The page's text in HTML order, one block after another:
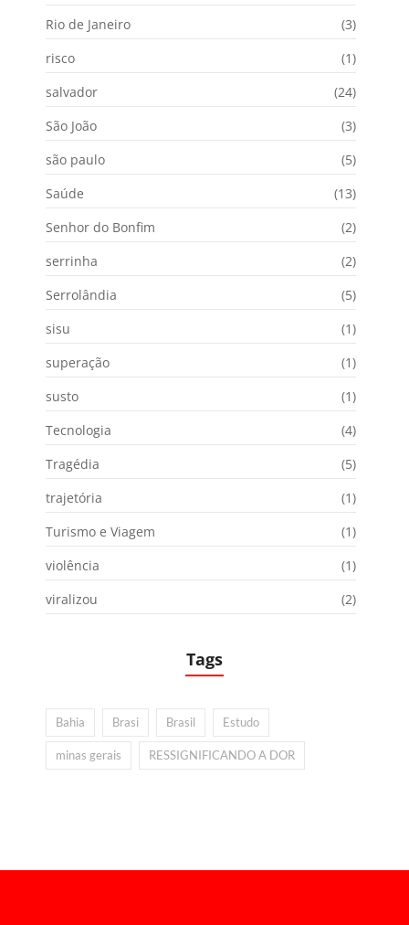
Rio de Janeiro
(3)
risco
(1)
salvador
(24)
São João
(3)
são paulo
(5)
Saúde
(13)
Senhor do Bonfim
(2)
serrinha
(2)
Serrolândia
(5)
sisu
(1)
superação
(1)
susto
(1)
Tecnologia
(4)
Tragédia
(5)
trajetória
(1)
Turismo e Viagem
(1)
violência
(1)
viralizou
(2)
Tags
Bahia Brasi Brasil Estudo
minas gerais RESSIGNIFICANDO A DOR